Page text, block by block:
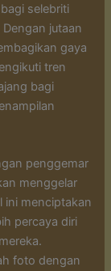
selebriti
jutaan
gaya
tren
bagi
penggemar
menggelar
ini menciptakan
percaya diri
foto dengan